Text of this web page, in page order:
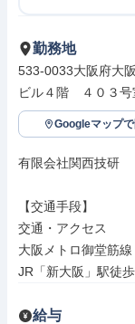
勤務地
533-0033大阪府大
ビル４階　４０３号
Googleマップで
有限会社関西技研
【交通手段】
交通・アクセス
大阪メトロ御堂筋
JR「新大阪」駅徒
給与